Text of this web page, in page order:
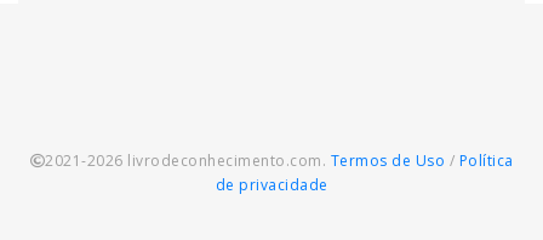
2021-2026 livrodeconhecimento.com. Termos de Uso / Política
de privacidade